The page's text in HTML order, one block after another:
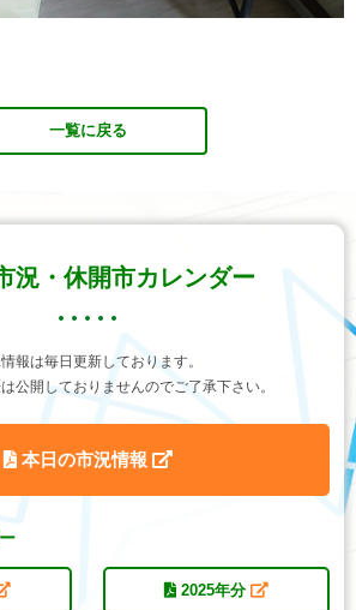
一覧に戻る
況・休開市カレンダー
報は毎日更新しております。
公開しておりませんのでご了承下さい。
本日の市況情報
2025年分